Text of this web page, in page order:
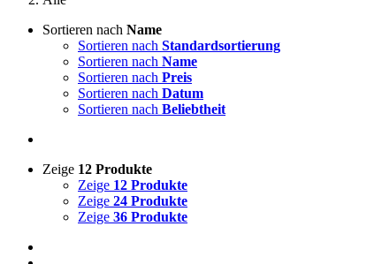
Sortieren nach Name
Sortieren nach Standardsortierung
Sortieren nach Name
Sortieren nach Preis
Sortieren nach Datum
Sortieren nach Beliebtheit
Zeige 12 Produkte
Zeige 12 Produkte
Zeige 24 Produkte
Zeige 36 Produkte